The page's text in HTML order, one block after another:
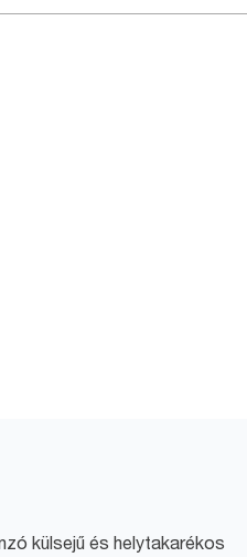
külsejű és helytakarékos